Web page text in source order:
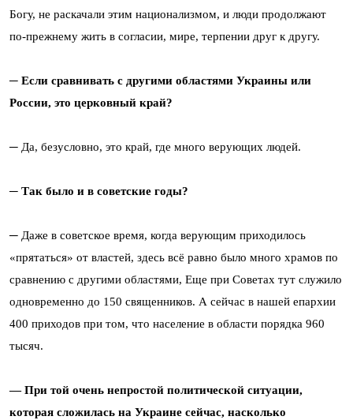
Богу, не раскачали этим национализмом, и люди продолжают
по-прежнему жить в согласии, мире, терпении друг к другу.
─ Если сравнивать с другими областями Украины или
России, это церковный край?
─ Да, безусловно, это край, где много верующих людей.
─ Так было и в советские годы?
─ Даже в советское время, когда верующим приходилось
«прятаться» от властей, здесь всё равно было много храмов по
сравнению с другими областями, Еще при Советах тут служило
одновременно до 150 священников. А сейчас в нашей епархии
400 приходов при том, что население в области порядка 960
тысяч.
― При той очень непростой политической ситуации,
которая сложилась на Украине сейчас, насколько